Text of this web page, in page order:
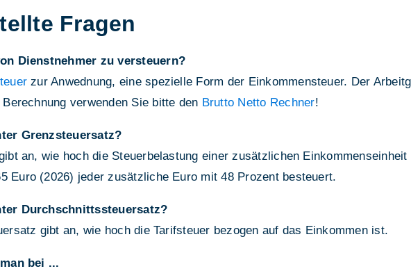
Fragen
Dienstnehmer zu versteuern?
zur Anwednung, eine spezielle Form der Einkommensteuer. Der
verwenden Sie bitte den Brutto Netto Rechner!
Grenzsteuersatz?
an, wie hoch die Steuerbelastung einer zusätzlichen
Euro (2026) jeder zusätzliche Euro mit 48 Prozent besteuert.
Durchschnittssteuersatz?
gibt an, wie hoch die Tarifsteuer bezogen auf das Einkommen ist.
bei ...